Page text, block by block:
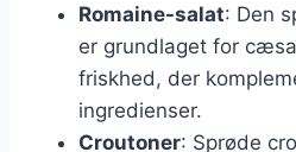
Romaine-salat: Den
er grundlaget for
friskhed, der
ingredienser.
Croutoner: Sprøde